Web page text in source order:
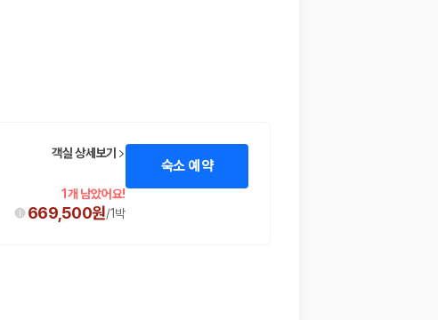
건을 함께 확인할 수 있도록 돕습니다.
객실 상세보기
1개 남았어요!
669,500원/1박
숙소 예약